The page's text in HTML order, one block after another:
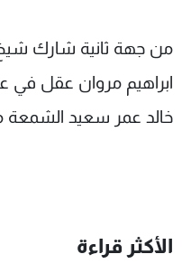
من جهة ثانية شارك شيخ
ابراهيم مروان عقل في
خالد عمر سعيد الشمعة
الأكثر قراءة